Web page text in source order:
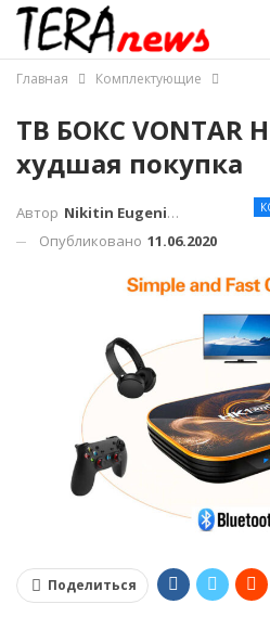
Главная Комплектующие
ТВ БОКС VONTAR
худшая покупка
Автор Nikitin Eugenius
Опубликовано 11.06.2020
Поделиться